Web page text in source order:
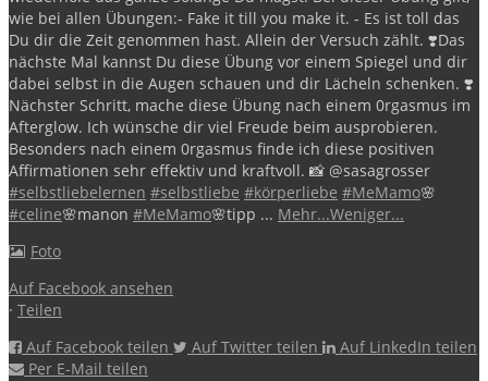
wie bei allen Übungen:- Fake it till you make it. - Es ist toll das
Du dir die Zeit genommen hast. Allein der Versuch zählt. ❣️Das
nächste Mal kannst Du diese Übung vor einem Spiegel und dir
dabei selbst in die Augen schauen und dir Lächeln schenken. ❣️
Nächster Schritt, mache diese Übung nach einem 0rgasmus im
Afterglow. Ich wünsche dir viel Freude beim ausprobieren.
Besonders nach einem 0rgasmus finde ich diese positiven
Affirmationen sehr effektiv und kraftvoll. 📸 @sasagrosser
#selbstliebelernen #selbstliebe #körperliebe #MeMamo🌸
#celine🌸manon #MeMamo🌸tipp ... Mehr...Weniger...
Foto
Auf Facebook ansehen
· Teilen
Auf Facebook teilen
Auf Twitter teilen
Auf LinkedIn teilen
Per E-Mail teilen